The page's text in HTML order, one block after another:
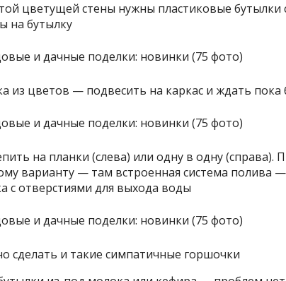
цветущей стены нужны пластиковые
на бутылку
из цветов — подвесить на каркас и ждать пока
на планки (слева) или одну в одну (справа).
варианту — там встроенная система полива
с отверстиями для выхода воды
сделать и такие симпатичные горшочки